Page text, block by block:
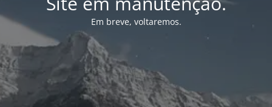
Em breve, voltaremos.